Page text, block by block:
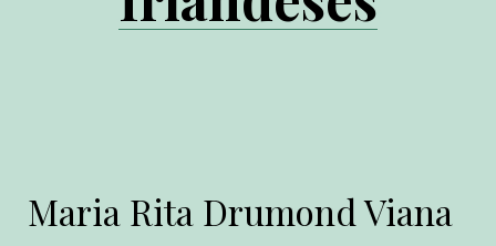
Maria Rita Drumond Viana